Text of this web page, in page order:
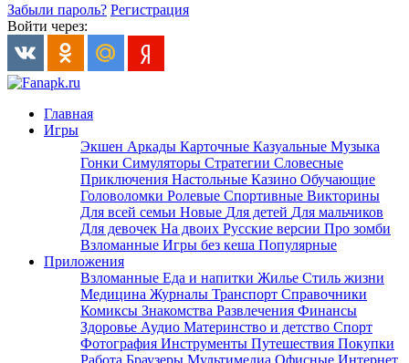
Забыли пароль? Регистрация
Войти через:
Главная
Игры
Экшен Аркады Карточные Казуальные Музыка
Гонки Симуляторы Стратегии Словесные
Приключения Настольные Казино Обучающие
Головоломки Ролевые Спортивные Викторины
Для всей семьи Новые Для детей Для мальчиков
Для девочек На двоих Русские версии Про зомби
Взломанные Игры без кеша Популярные
Приложения
Взломанные Еда и напитки Жилье Стиль жизни
Медицина Журналы Транспорт Справочники
Комиксы Знакомства Развлечения Финансы
Здоровье Аудио Материнство и детство Спорт
Фотография Инструменты Путешествия Покупки
Работа Браузеры Мультимедиа Офисные Интернет